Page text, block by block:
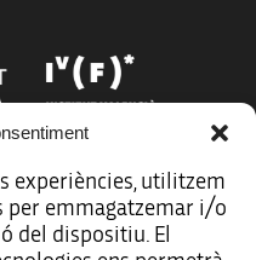
experiències, utilitzem
per emmagatzemar i/o
del dispositiu. El
la innovació